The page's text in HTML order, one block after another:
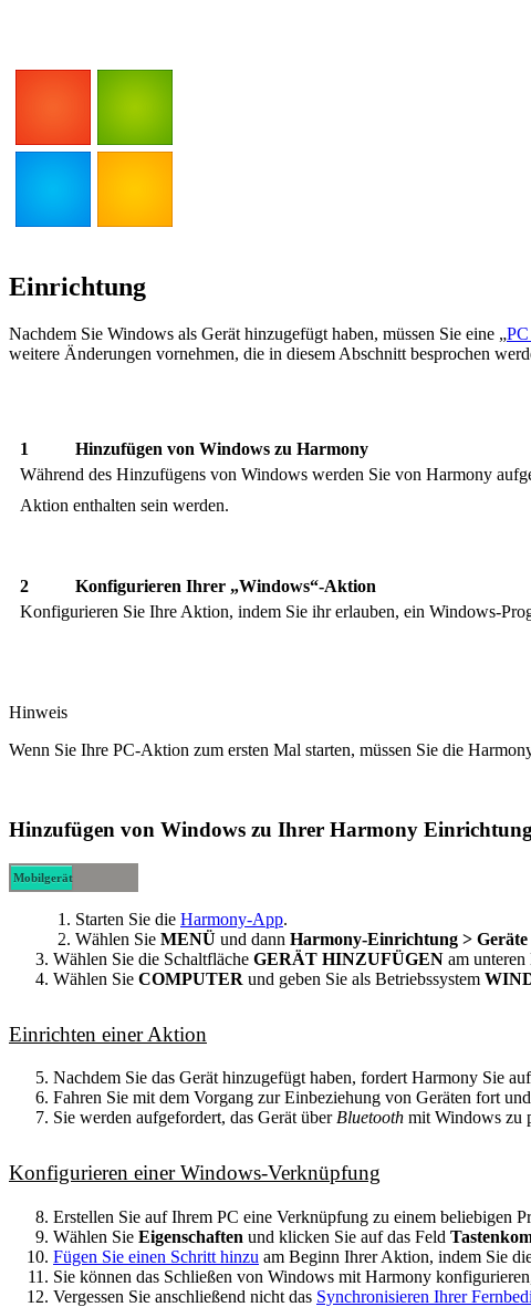
Einrichtung
Nachdem Sie Windows als Gerät hinzugefügt haben, müssen Sie eine „PC
weitere Änderungen vornehmen, die in diesem Abschnitt besprochen
Hinzufügen von Windows zu Harmony
Während des Hinzufügens von Windows werden Sie von Harmony
Aktion enthalten sein werden.
Konfigurieren Ihrer „Windows“-Aktion
Konfigurieren Sie Ihre Aktion, indem Sie ihr erlauben, ein Windows-
Hinweis
Wenn Sie Ihre PC-Aktion zum ersten Mal starten, müssen Sie die
Hinzufügen von Windows zu Ihrer Harmony
Mobilgerät
Computer
Starten Sie die Harmony-App.
Wählen Sie MENÜ und dann Harmony-Einrichtung >
Wählen Sie die Schaltfläche GERÄT HINZUFÜGEN am
Wählen Sie COMPUTER und geben Sie als Betriebssystem
Einrichten einer Aktion
Nachdem Sie das Gerät hinzugefügt haben, fordert Harmony Sie
Fahren Sie mit dem Vorgang zur Einbeziehung von Geräten fort
Sie werden aufgefordert, das Gerät über Bluetooth mit Windows zu
Konfigurieren einer Windows-Verknüpfung
Erstellen Sie auf Ihrem PC eine Verknüpfung zu einem beliebigen
Wählen Sie Eigenschaften und klicken Sie auf das Feld
Fügen Sie einen Schritt hinzu am Beginn Ihrer Aktion, indem Sie
Sie können das Schließen von Windows mit Harmony
Vergessen Sie anschließend nicht das Synchronisieren Ihrer